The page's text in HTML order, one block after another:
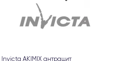
Invicta AKIMIX антрацит